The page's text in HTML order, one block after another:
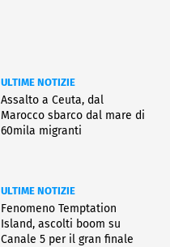
ULTIME NOTIZIE
Assalto a Ceuta, dal
Marocco sbarco dal mare di
60mila migranti
ULTIME NOTIZIE
Fenomeno Temptation
Island, ascolti boom su
Canale 5 per il gran finale